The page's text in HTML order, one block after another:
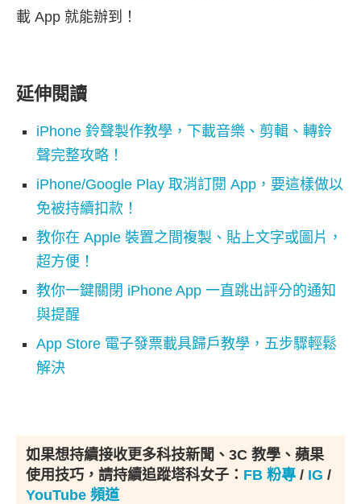
載 App 就能辦到！
延伸閱讀
iPhone 鈴聲製作教學，下載音樂、剪輯、轉鈴
聲完整攻略！
iPhone/Google Play 取消訂閱 App，要這樣做以
免被持續扣款！
教你在 Apple 裝置之間複製、貼上文字或圖片，
超方便！
教你一鍵關閉 iPhone App 一直跳出評分的通知
與提醒
App Store 電子發票載具歸戶教學，五步驟輕鬆
解決
如果想持續接收更多科技新聞、3C 教學、蘋果
使用技巧，請持續追蹤塔科女子： FB 粉專 / IG /
YouTube 頻道